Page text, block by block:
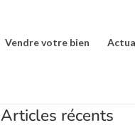
Vendre votre bien
Articles récents